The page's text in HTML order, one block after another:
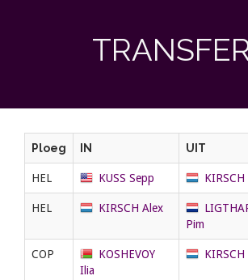
Ploeg IN UIT
HEL KUSS Sepp KIRSCH
HEL KIRSCH Alex
Pim
COP
KOSHEVOY
Ilia
KIRSCH